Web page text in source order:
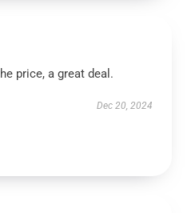
price, a great deal.
Dec 20, 2024